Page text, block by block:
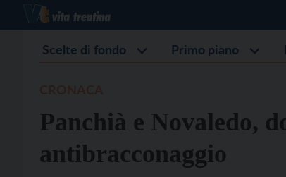
Scelte di fondo Primo piano
Panchià e Novaledo,
antibracconaggio